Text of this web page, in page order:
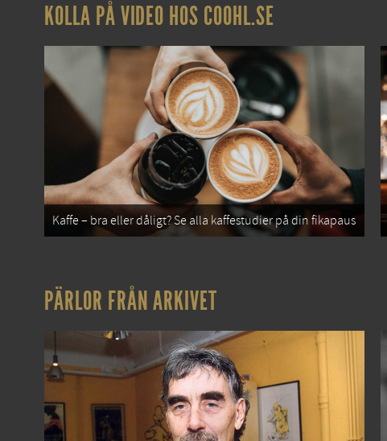
KOLLA PÅ VIDEO HOS COOHL.SE
Kaffe – bra eller dåligt? Se alla kaffestudier på din fikapaus
PÄRLOR FRÅN ARKIVET